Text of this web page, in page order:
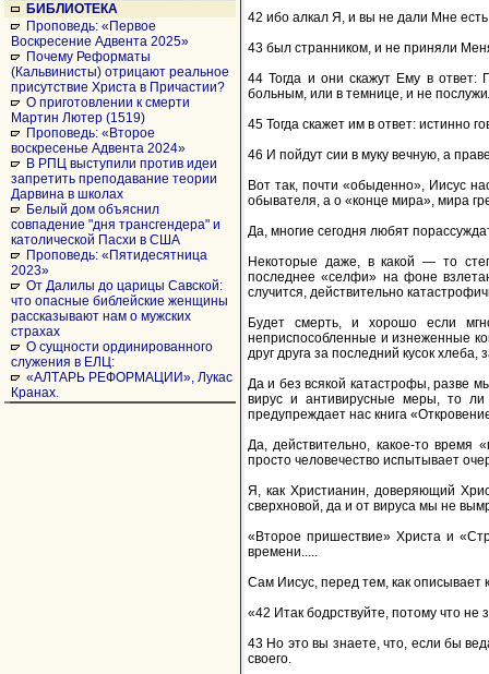
БИБЛИОТЕКА
Проповедь: «Первое
Воскресение Адвента 2025»
Почему Реформаты
(Кальвинисты) отрицают реальное
присутствие Христа в Причастии?
О приготовлении к смерти
Мартин Лютер (1519)
Проповедь: «Второе
воскресенье Адвента 2024»
В РПЦ выступили против идеи
запретить преподавание теории
Дарвина в школах
Белый дом объяснил
совпадение "дня трансгендера" и
католической Пасхи в США
Проповедь: «Пятидесятница
2023»
От Далилы до царицы Савской:
что опасные библейские женщины
рассказывают нам о мужских
страхах
О сущности ординированного
служения в ЕЛЦ:
«АЛТАРЬ РЕФОРМАЦИИ», Лукас
Кранах.
42 ибо алкал Я, и вы не дали Мне
43 был странником, и не приняли
44 Тогда и они скажут Ему в
больным, или в темнице, и не
45 Тогда скажет им в ответ: истинно
46 И пойдут сии в муку вечную, а
Вот так, почти «обыденно», Иисус
обывателя, а о «конце мира», мира
Да, многие сегодня любят
Некоторые даже, в какой — то
последнее «селфи» на фоне
случится, действительно
Будет смерть, и хорошо если
неприспособленные и изнеженные
друг друга за последний кусок
Да и без всякой катастрофы, разве
вирус и антивирусные меры, то ли
предупреждает нас книга
Да, действительно, какое-то
просто человечество испытывает
Я, как Христианин, доверяющий
сверхновой, да и от вируса мы не
«Второе пришествие» Христа и
времени.....
Сам Иисус, перед тем, как
«42 Итак бодрствуйте, потому что не
43 Но это вы знаете, что, если бы
своего.